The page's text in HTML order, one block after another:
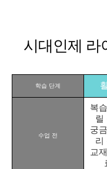
시대인제 라
학습 단계
수업 전
복
릴
궁
리
교